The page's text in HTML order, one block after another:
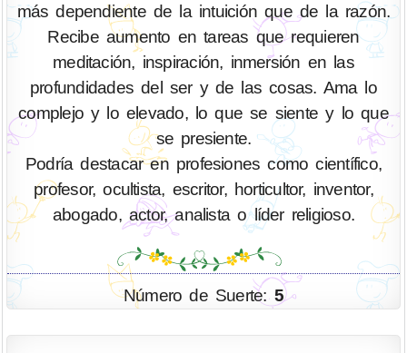
más dependiente de la intuición que de la razón.
Recibe aumento en tareas que requieren
meditación, inspiración, inmersión en las
profundidades del ser y de las cosas. Ama lo
complejo y lo elevado, lo que se siente y lo que
se presiente.
Podría destacar en profesiones como científico,
profesor, ocultista, escritor, horticultor, inventor,
abogado, actor, analista o líder religioso.
Número de Suerte: 5